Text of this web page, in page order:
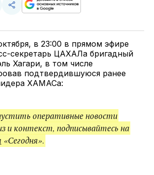
Скопируйте
поделитесь
ссылкой
в 23:00 в прямом эфире
секретарь ЦАХАЛа бригадный
Хагари, в том числе
подтвердившуюся ранее
ХАМАСа:
оперативные новости
и контекст, подписывайтесь на
«Сегодня».